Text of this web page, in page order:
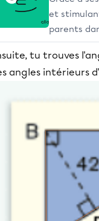
et
parents
tu trouves
angles intérieurs